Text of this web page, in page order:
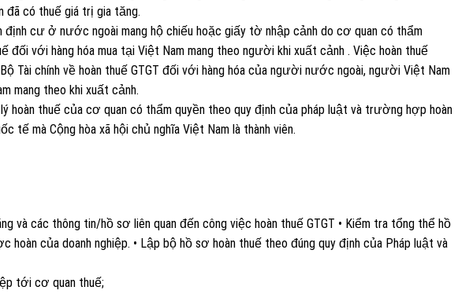
đã có thuế giá trị gia tăng.
cư ở nước ngoài mang hộ chiếu hoặc giấy tờ nhập cảnh do cơ quan có thẩm
với hàng hóa mua tại Việt Nam mang theo người khi xuất cảnh . Việc hoàn thuế
Tài chính về hoàn thuế GTGT đối với hàng hóa của người nước ngoài, người Việt Nam
mang theo khi xuất cảnh.
hoàn thuế của cơ quan có thẩm quyền theo quy định của pháp luật và trường hợp hoàn
tế mà Cộng hòa xã hội chủ nghĩa Việt Nam là thành viên.
và các thông tin/hồ sơ liên quan đến công việc hoàn thuế GTGT • Kiểm tra tổng thể hồ
của doanh nghiệp. • Lập bộ hồ sơ hoàn thuế theo đúng quy định của Pháp luật và
tới cơ quan thuế;